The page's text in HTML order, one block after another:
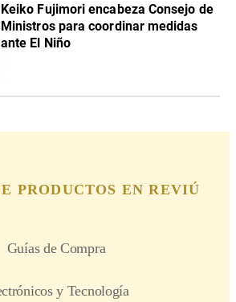
Keiko Fujimori encabeza Consejo de
Ministros para coordinar medidas
ante El Niño